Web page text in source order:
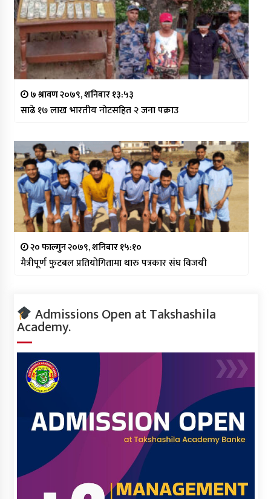
७ श्रावण २०७९, शनिबार १३:५३
साढे १७ लाख भारतीय नोटसहित २ जना पक्राउ
२० फाल्गुन २०७९, शनिबार १५:१०
मैत्रीपूर्ण फुटबल प्रतियोगितामा थारु पत्रकार संघ विजयी
Admissions Open at Takshashila
Academy.